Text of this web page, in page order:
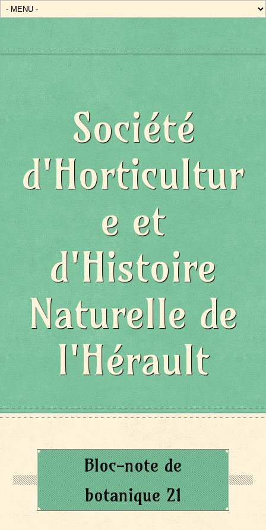
Société
d'Horticultur
e et
d'Histoire
Naturelle de
l'Hérault
Bloc-note de
botanique 21